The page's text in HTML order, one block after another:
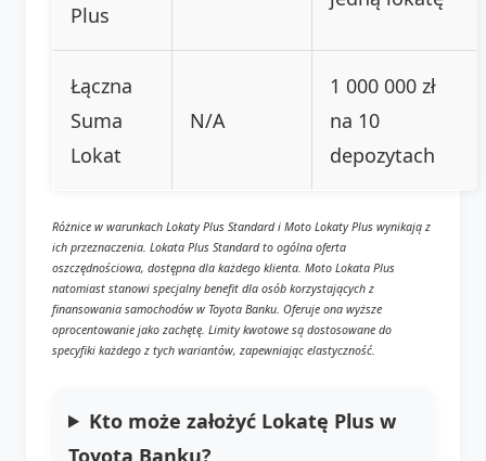
Plus
Łączna
Suma
Lokat
N/A
1 000 000 zł
na 10
depozytach
Różnice w warunkach Lokaty Plus Standard i Moto Lokaty Plus wynikają z
ich przeznaczenia. Lokata Plus Standard to ogólna oferta
oszczędnościowa, dostępna dla każdego klienta. Moto Lokata Plus
natomiast stanowi specjalny benefit dla osób korzystających z
finansowania samochodów w Toyota Banku. Oferuje ona wyższe
oprocentowanie jako zachętę. Limity kwotowe są dostosowane do
specyfiki każdego z tych wariantów, zapewniając elastyczność.
Kto może założyć Lokatę Plus w
Toyota Banku?